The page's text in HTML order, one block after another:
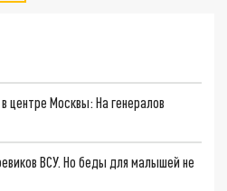
центре Москвы: На генералов
ВСУ. Но беды для малышей не